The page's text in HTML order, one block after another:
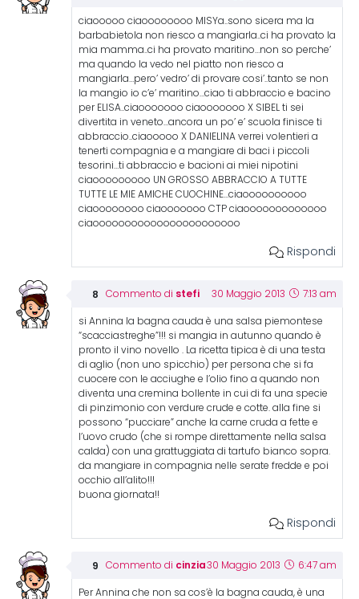
ciaooooo ciaoooooooo MISYa..sono sicera ma la
barbabietola non riesco a mangiarla..ci ha provato la
mia mamma..ci ha provato maritino…non so perche’
ma quando la vedo nel piatto non riesco a
mangiarla…pero’ vedro’ di provare cosi’..tanto se non
la mangio io c’e’ maritino…ciao ti abbraccio e bacino
per ELISA..ciaooooooo ciaooooooo X SIBEL ti sei
divertita in veneto…ancora un po’ e’ scuola finisce ti
abbraccio..ciaooooo X DANIELINA verrei volentieri a
tenerti compagnia e a mangiare di baci i piccoli
tesorini…ti abbraccio e bacioni ai miei nipotini
ciaooooooooo UN GROSSO ABBRACCIO A TUTTE
TUTTE LE MIE AMICHE CUOCHINE…ciaoooooooooo
ciaoooooooo ciaooooooo CTP ciaooooooooooooo
ciaooooooooooooooooooooooo
Rispondi
Commento di stefi 30 Maggio 2013 7:13 am
si Annina la bagna cauda è una salsa piemontese
“scacciastreghe”!!! si mangia in autunno quando è
pronto il vino novello . La ricetta tipica è di una testa
di aglio (non uno spicchio) per persona che si fa
cuocere con le acciughe e l’olio fino a quando non
diventa una cremina bollente in cui di fa una specie
di pinzimonio con verdure crude e cotte. alla fine si
possono “pucciare” anche la carne cruda a fette e
l’uovo crudo (che si rompe direttamente nella salsa
calda) con una grattuggiata di tartufo bianco sopra.
da mangiare in compagnia nelle serate fredde e poi
occhio all’alito!!!
buona giornata!!
Rispondi
Commento di cinzia30 Maggio 2013 6:47 am
Per Annina che non sa cos’è la bagna cauda, è una